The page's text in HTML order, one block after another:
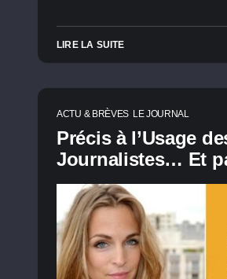
LIRE LA SUITE
ACTU & BRÈVES LE JOURNAL
Précis à l’Usage
Journalistes… Et